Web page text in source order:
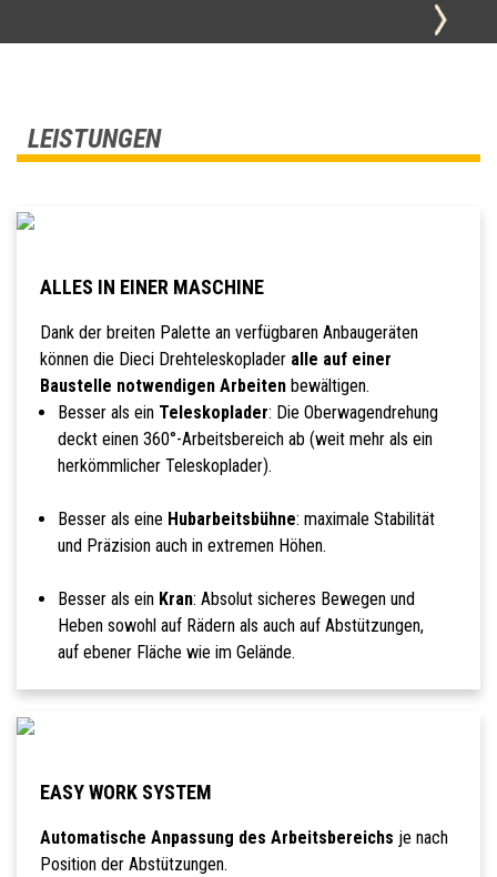
LEISTUNGEN
ALLES IN EINER MASCHINE
Dank der breiten Palette an verfügbaren Anbaugeräten
können die Dieci Drehteleskoplader alle auf einer
Baustelle notwendigen Arbeitenbewältigen.
Besser als ein Teleskoplader: Die Oberwagendrehung
deckt einen 360°-Arbeitsbereich ab (weit mehr als ein
herkömmlicher Teleskoplader).
Besser als eine Hubarbeitsbühne: maximale Stabilität
und Präzision auch in extremen Höhen.
Besser als ein Kran: Absolut sicheres Bewegen und
Heben sowohl auf Rädern als auch auf Abstützungen,
auf ebener Fläche wie im Gelände.
EASY WORK SYSTEM
Automatische Anpassung des Arbeitsbereichs je nach
Position der Abstützungen.